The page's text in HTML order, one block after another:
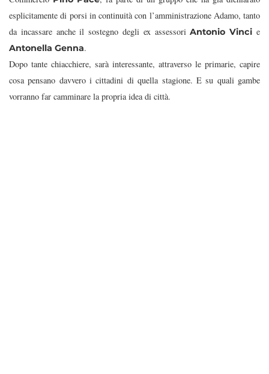
esplicitamente di porsi in continuità con l’amministrazione Adamo, tanto
da incassare anche il sostegno degli ex assessoriAntonio Vinci e
Antonella Genna.
Dopo tante chiacchiere, sarà interessante, attraverso le primarie, capire
cosa pensano davvero i cittadini di quella stagione. E su quali gambe
vorranno far camminare la propria idea di città.